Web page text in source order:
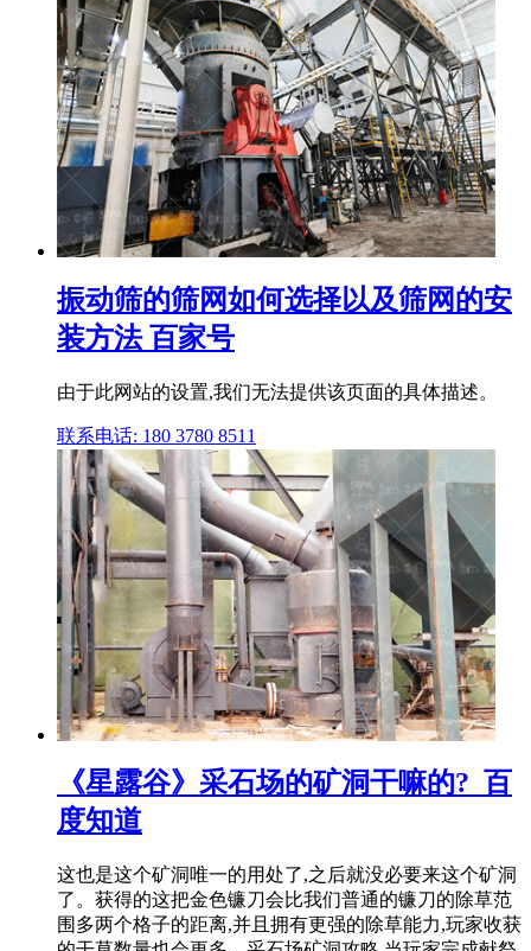
振动筛的筛网如何选择以及筛网的安
装方法 百家号
由于此网站的设置,我们无法提供该页面的具体描述。
联系电话: 180 3780 8511
《星露谷》采石场的矿洞干嘛的?_百
度知道
这也是这个矿洞唯一的用处了,之后就没必要来这个矿洞
了。获得的这把金色镰刀会比我们普通的镰刀的除草范
围多两个格子的距离,并且拥有更强的除草能力,玩家收获